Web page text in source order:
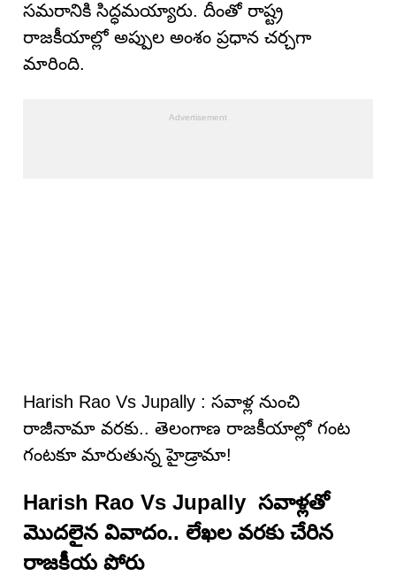
సమరానికి సిద్ధమయ్యారు. దీంతో రాష్ట్ర
రాజకీయాల్లో అప్పుల అంశం ప్రధాన చర్చగా
మారింది.
Harish Rao Vs Jupally : సవాళ్ల నుంచి
రాజీనామా వరకు.. తెలంగాణ రాజకీయాల్లో గంట
గంటకూ మారుతున్న హైడ్రామా!
Harish Rao Vs Jupally సవాళ్లతో
మొదలైన వివాదం.. లేఖల వరకు చేరిన
రాజకీయ పోరు